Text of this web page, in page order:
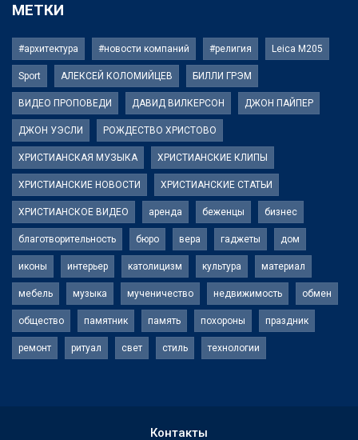
МЕТКИ
#архитектура #новости компаний #религия Leica M205
Sport АЛЕКСЕЙ КОЛОМИЙЦЕВ БИЛЛИ ГРЭМ
ВИДЕО ПРОПОВЕДИ ДАВИД ВИЛКЕРСОН ДЖОН ПАЙПЕР
ДЖОН УЭСЛИ РОЖДЕСТВО ХРИСТОВО
ХРИСТИАНСКАЯ МУЗЫКА ХРИСТИАНСКИЕ КЛИПЫ
ХРИСТИАНСКИЕ НОВОСТИ ХРИСТИАНСКИЕ СТАТЬИ
ХРИСТИАНСКОЕ ВИДЕО аренда беженцы бизнес
благотворительность бюро вера гаджеты дом
иконы интерьер католицизм культура материал
мебель музыка мученичество недвижимость обмен
общество памятник память похороны праздник
ремонт ритуал свет стиль технологии
Контакты